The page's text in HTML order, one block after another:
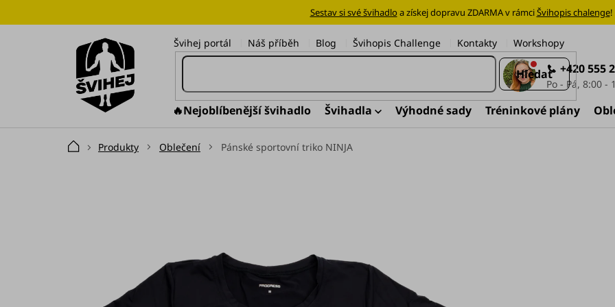
Sestav si své švihadlo a získej dopravu ZDARMA v rámciŠvihopis chalenge!
+420 555
Švihej portál Náš příběh Blog Švihopis Challenge Kontakty Workshopy
Hledat
🔥Nejoblíbenější švihadlo Švihadla Výhodné sady Tréninkové plány
Domů Produkty Oblečení Pánské sportovní triko NINJA